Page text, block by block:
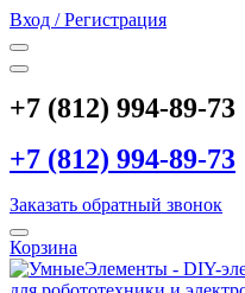
Вход / Регистрация
+7 (812) 994-89-73
+7 (812) 994-89-73
Заказать обратный звонок
Корзина